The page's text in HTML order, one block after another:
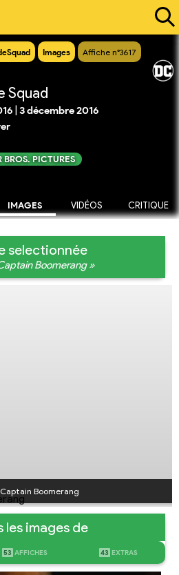
Images Affiche n°3617
Squad
3 décembre 2016
BROS. PICTURES
IMAGES VIDÉOS CRITIQUE
selectionnée
Boomerang »
Boomerang
les images de
53 AFFICHES 43 EXTRAS